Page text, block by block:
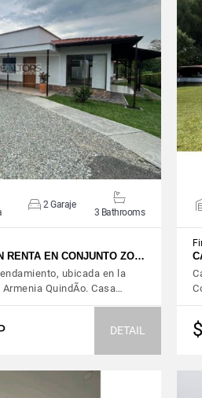
DETAILS
2 Garaje
3 Bathrooms
RENTA EN CONJUNTO ZO…
ubicada en la
QuindÃ­o. Casa…
DETAIL